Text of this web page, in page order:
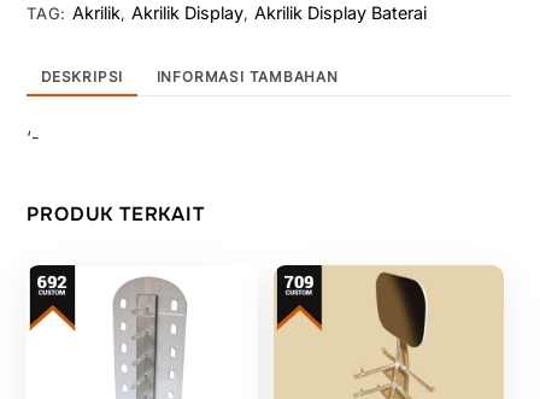
TAG: Akrilik, Akrilik Display,Akrilik Display Baterai
DESKRIPSI INFORMASI TAMBAHAN
‘-
PRODUK TERKAIT